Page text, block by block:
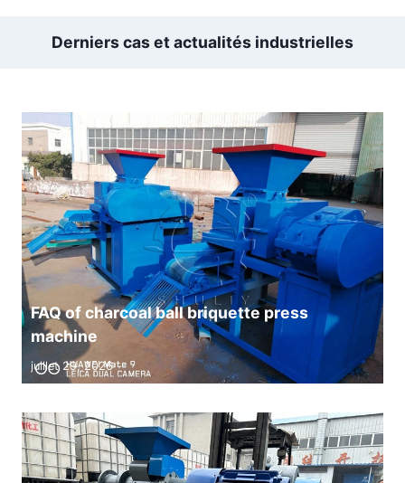
Derniers cas et actualités industrielles
FAQ of charcoal ball briquette press
machine
juillet 29, 2026